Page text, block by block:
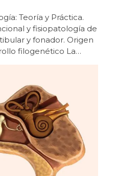
los futuros núcleos vestibulares. Los órganos sensoriales vestibulares alcanzan una maduración con aspecto semejante al adulto hacia la vigésimo tercera semana de gestación. Entre la decimoprimera y la decimotercera semana, cuando se empiezan a diferenciar las células sensoriales en los epitelios de las regiones que corresponderán a las máculas y crestas ampulares, también se pueden identificar terminaciones nerviosas aferentes y eferentes, que se distribuyen por dicho epitelio y establecen algunas sinapsis. Los órganos sensoriales vestibulares alcanzan una maduración con aspecto semejante al adulto hacia la vigésimo tercera semana (Bartual y Pérez, 1998; Suárez y cols., 2007). Malformaciones del sistema vestibular Las malformaciones del oído interno que afectan a los conductos semicirculares y al acueducto del vestíbulo, son las que suelen causar vértigos en la infancia. Sin embargo, la malformación más frecuente, la dilatación del conducto semicircular horizontal, es raro que se asocie con un trastorno del equilibrio. Los casos de agenesia de los conductos semicirculares son poco frecuentes y suelen ocasionar un trastorno en la marcha. Las malformaciones del oído interno que afectan a los conductos semicirculares y al acueducto del vestíbulo, son las que suelen causar vértigos en la infancia. Anatomía del aparato vestibular periférico Figura 13Receptores sensoriales del equilibrio El sistema vestibular está constituido por el aparato vestibular (contenido dentro del oído interno, donde se encuentran los órganos receptores sensoriales periféricos) y por las vías vestibulares o vías nerviosas sensoriales centrales (aferente y eferente). Vestíbulo En el interior del vestíbulo del laberinto óseo se distinguen el utrículo y el sáculo del laberinto membranoso. Estos se comunican entre sí por el conducto utrículo-sacular, del que parte el conducto endolinfático (alojado en el acueducto vestibular) que acaba en el saco endolinfático situado en el espacio subdural de la cavidad craneal, al nivel de la cara posterior del peñasco. Las máculas sacular y utricular son órganos receptores integrados por células de soporte y células receptoras sensoriales ciliadas recubiertas por una membrana horizontal, con componentes mucopolisacáridos, sobre la que hay una serie de cristales de carbonato cálcico u otolitos. En las máculas utricular y sacular existe una línea imaginaria, la estriola, donde se organizan los manojos de células ciliares a ambos lados y con polarizaciones opuestas. El utrículo es una cavidad conectada a los conductos semicirculares. En el plano horizontal y en su parte anterior, se ubica la mácula (órgano otolítico), pequeña vesícula, aplanada transversalmente y adherida a la fosita semiovoidea, donde se sitúan las células sensoriales o ciliares. Estas son semejantes a las de las ampollas de los conductos semicirculares (con estereocilios y un kinocilio) y con la misma actividad eléctrica. La mácula del utrículo, al estar colocada en el suelo, tiene una orientación horizontal, captando las lateralizaciones hacia los lados, o las inclinaciones de la cabeza y sus desplazamientos lineales hacia atrás y hacia delante. El sáculo está situado por debajo del utrículo, es una pequeña vesícula redondeada adherida a la fosita hemisférica. Al nivel de esta fosita se encuentra la mácula del sáculo. En las máculas utricular y sacular existe una línea imaginaria (estriola) donde se organizan los manojos de células ciliares a ambos lados y con polarizaciones opuestas. Los estereocilios, están inmersos en una sustancia gelatinosa, la membrana otolítica, que soporta concreciones calcáreas (carbonato cálcico), los otolitos o estatoconias. Estos ejercen una acción gravitacional sobre el conjunto de estereocilios y de la sustancia gelatinosa. Los otolitos están anclados en la masa gelatinosa mediante fibras de colágeno, pero pueden desprenderse y disolverse por el espacio endolinfático (Bartual y Pérez, 1998; Suárez y cols., 2007; Williams, 1998). Conductos semicirculares En el interior de los tres conductos semicirculares óseos se encuentran los membranosos, que comunican con el utrículo alojado en el vestíbulo óseo. Están dispuestos en ángulo recto uno respecto al otro, en los tres planos del espacio: los dos de posición vertical son los conductos semicirculares anterior y posterior, y el horizontal, es el conducto semicircular lateral. Tal posición hace posible que